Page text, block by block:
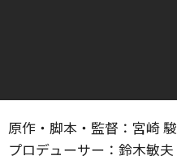
原作・脚本・監督：宮崎 駿
プロデューサー：鈴木敏夫